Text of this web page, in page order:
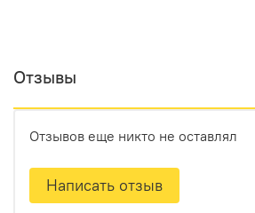
Отзывы
Отзывов еще никто не оставлял
Написать отзыв